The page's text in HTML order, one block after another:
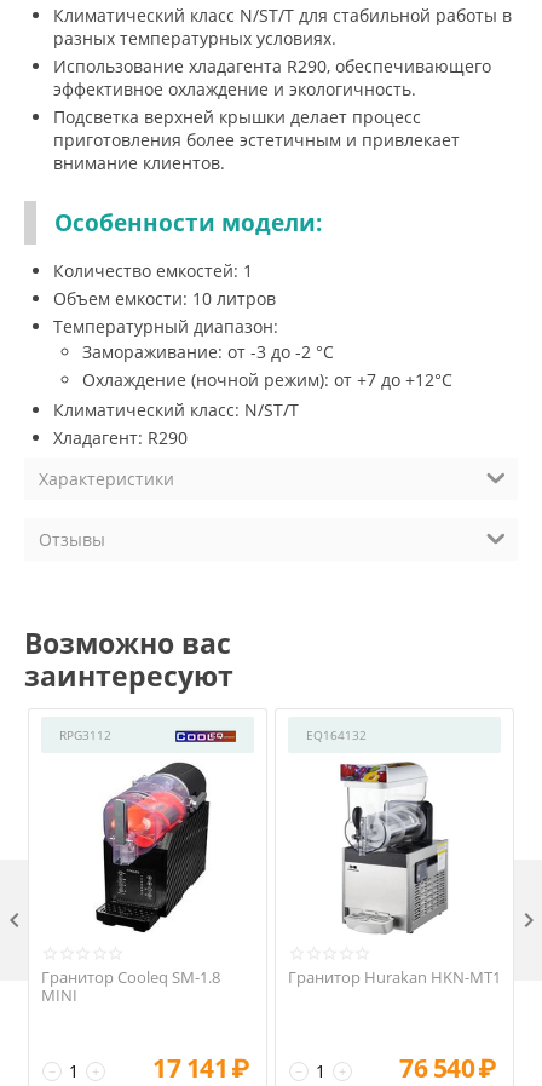
Климатический класс N/ST/T для стабильной работы в
разных температурных условиях.
Использование хладагента R290, обеспечивающего
эффективное охлаждение и экологичность.
Подсветка верхней крышки делает процесс
приготовления более эстетичным и привлекает
внимание клиентов.
Особенности модели:
Количество емкостей: 1
Объем емкости: 10 литров
Температурный диапазон:
Замораживание: от -3 до -2 °C
Охлаждение (ночной режим): от +7 до +12°C
Климатический класс: N/ST/T
Хладагент: R290
Характеристики
Отзывы
Возможно вас
заинтересуют
RPG3112
Гранитор Cooleq SM-1.8
MINI
+
− 17 141 ₽
EQ164132
Гранитор Hurakan HKN-MT1
+
− 76 540₽
 